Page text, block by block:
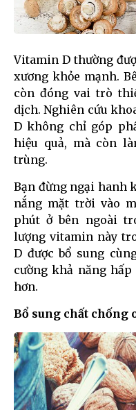
Vitamin D thường
xương khỏe mạnh.
còn đóng vai trò
dịch. Nghiên cứu
D không chỉ góp
hiệu quả, mà còn
trùng.
Bạn đừng ngại hanh
nắng mặt trời vào
phút ở bên ngoài
lượng vitamin này
D được bổ sung
cường khả năng
hơn.
Bổ sung chất chống